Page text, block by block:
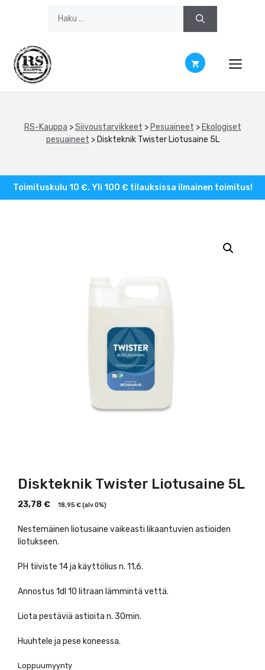
RS-Kauppa >Siivoustarvikkeet > Pesuaineet > Ekologiset
pesuaineet > Diskteknik Twister Liotusaine 5L
Toimituskulu 10 €. Yli 100 € tilauksissa ilmainen toimitus!
Diskteknik Twister Liotusaine 5L
23,78 € 18,95 €(alv 0%)
Nestemäinen liotusaine vaikeasti likaantuvien astioiden
liotukseen.
PH tiiviste 14 ja käyttölius n. 11,6.
Annostus 1dl 10 litraan lämmintä vettä.
Liota pestäviä astioita n. 30min.
Huuhtele ja pese koneessa.
Loppuumyynty